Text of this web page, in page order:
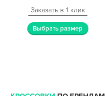
Заказать в 1 клик
Выбрать размер